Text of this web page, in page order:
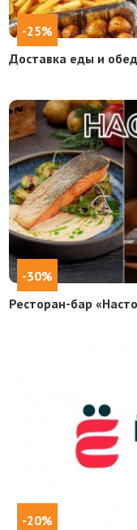
-25%
Доставка еды и
-30%
Ресторан-бар
-20%